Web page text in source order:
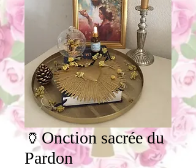
🏺Onction sacrée du
Pardon